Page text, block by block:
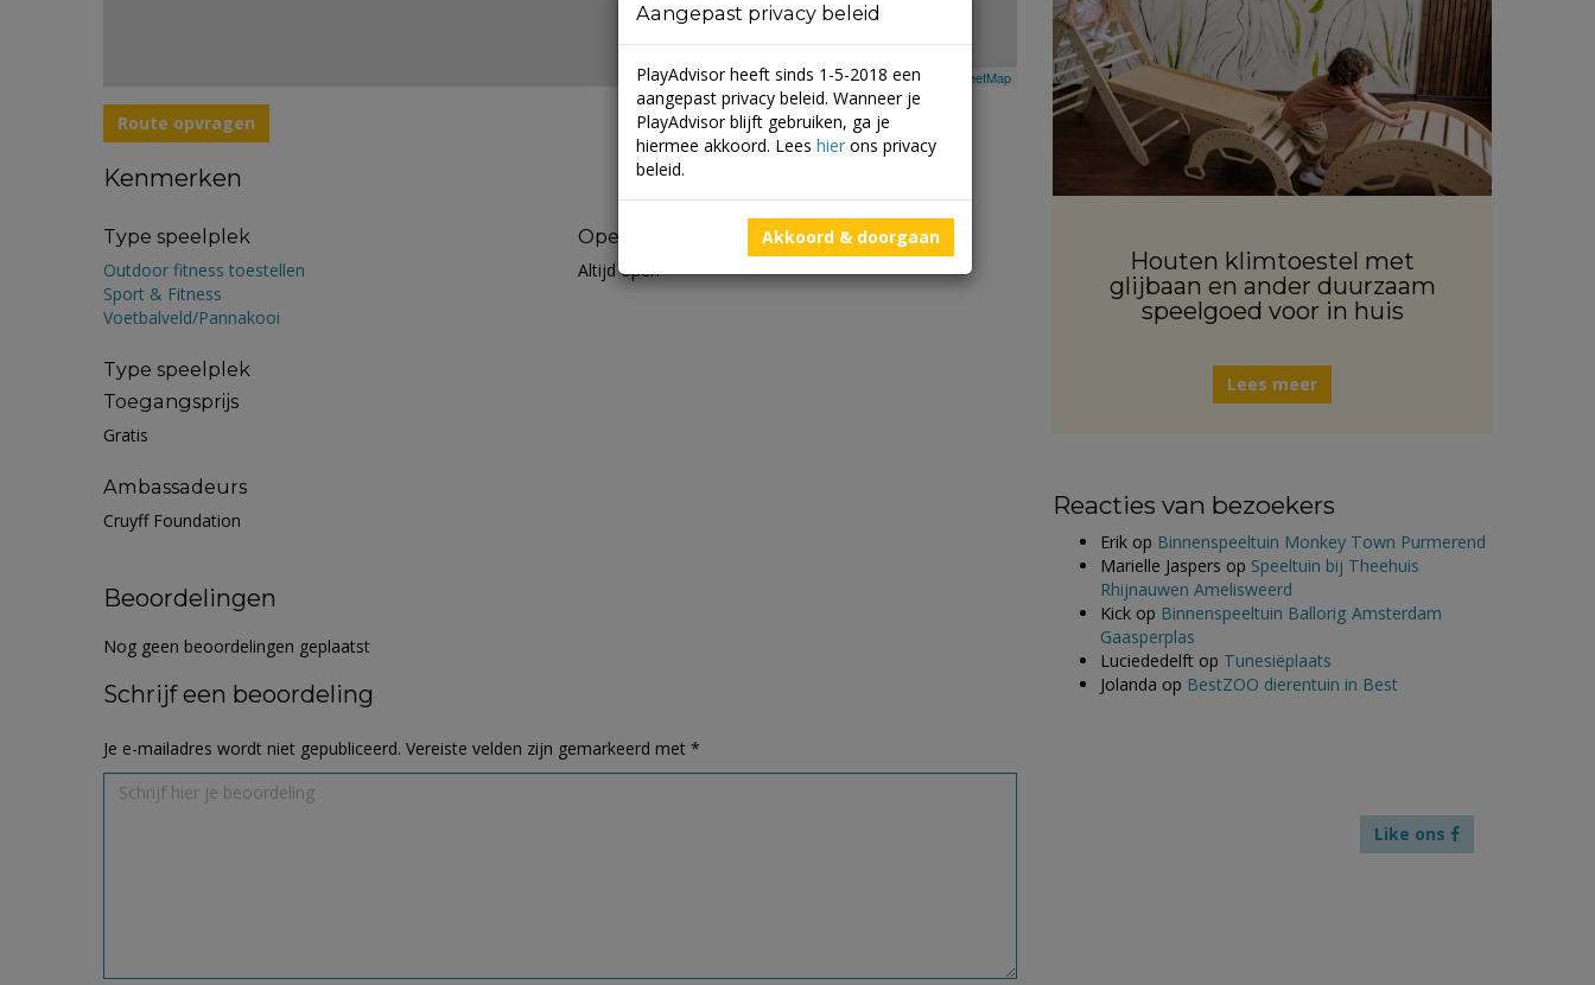
Leaflet| ©Mapbox© OpenStreetMap
Route opvragen
Kenmerken
Type speelplek
Outdoor fitness toestellen
Sport & Fitness
Voetbalveld/Pannakooi
Type speelplek
Toegangsprijs
Gratis
Ambassadeurs
Cruyff Foundation
Openingstijden
Altijd open
Beoordelingen
Nog geen beoordelingen geplaatst
Schrijf een beoordeling
Je e-mailadres wordt niet gepubliceerd. Vereiste velden zijn gemarkeerd met *
Houten klimtoestel met
glijbaan en ander duurzaam
speelgoed voor in huis
Lees meer
Reacties van bezoekers
Erik op Binnenspeeltuin Monkey Town Purmerend
Marielle Jaspers op Speeltuin bij Theehuis
Rhijnauwen Amelisweerd
Kick op Binnenspeeltuin Ballorig Amsterdam
Gaasperplas
Luciededelft op Tunesiëplaats
Jolanda op BestZOO dierentuin in Best
Like ons
Aangepast privacy beleid
PlayAdvisor heeft sinds 1-5-2018 een
aangepast privacy beleid. Wanneer je
PlayAdvisor blijft gebruiken, ga je
hiermee akkoord. Lees hier ons privacy
beleid.
Akkoord & doorgaan